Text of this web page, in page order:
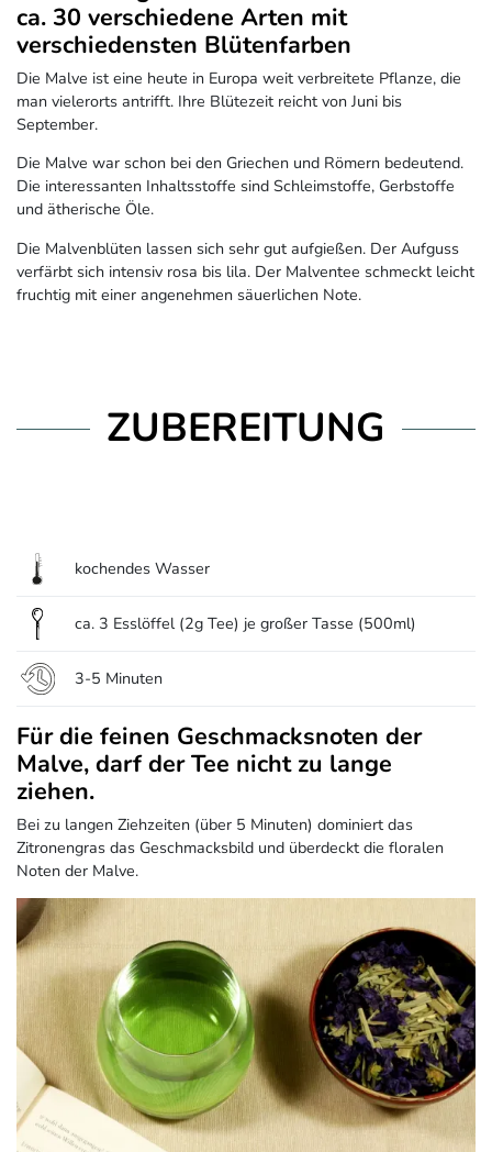
ca. 30 verschiedene Arten mit
verschiedensten Blütenfarben
Die Malve ist eine heute in Europa weit verbreitete Pflanze, die
man vielerorts antrifft. Ihre Blütezeit reicht von Juni bis
September.
Die Malve war schon bei den Griechen und Römern bedeutend.
Die interessanten Inhaltsstoffe sind Schleimstoffe, Gerbstoffe
und ätherische Öle.
Die Malvenblüten lassen sich sehr gut aufgießen. Der Aufguss
verfärbt sich intensiv rosa bis lila. Der Malventee schmeckt leicht
fruchtig mit einer angenehmen säuerlichen Note.
ZUBEREITUNG
kochendes Wasser
ca. 3 Esslöffel (2g Tee) je großer Tasse (500ml)
3-5 Minuten
Für die feinen Geschmacksnoten der
Malve, darf der Tee nicht zu lange
ziehen.
Bei zu langen Ziehzeiten (über 5 Minuten) dominiert das
Zitronengras das Geschmacksbild und überdeckt die floralen
Noten der Malve.